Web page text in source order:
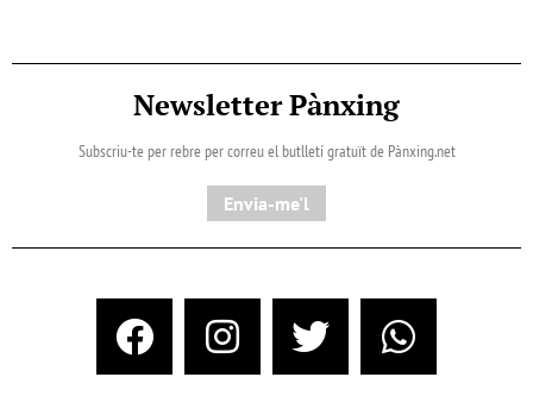
Newsletter Pànxing
Subscriu-te per rebre per correu el butlletí gratuït de Pànxing.net​
Envia-me'l